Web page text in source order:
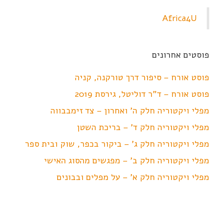
Africa4U
פוסטים אחרונים
פוסט אורח – סיפור דרך טורקנה, קניה
פוסט אורח – ד"ר דוליטל, גירסת 2019
מפלי ויקטוריה חלק ה' ואחרון – צד זימבבווה
מפלי ויקטוריה חלק ד' – בריכת השטן
מפלי ויקטוריה חלק ג' – ביקור בכפר, שוק ובית ספר
מפלי ויקטוריה חלק ב' – מפגשים מהסוג האישי
מפלי ויקטוריה חלק א' – על מפלים ובבונים